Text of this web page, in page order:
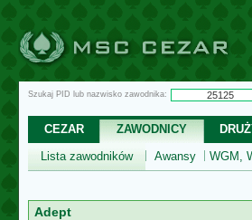
Szukaj PID lub nazwisko zawodnika:
CEZAR ZAWODNICY
Lista zawodników
Awansy WGM,
Adept